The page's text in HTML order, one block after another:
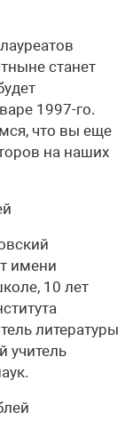
станет
1997-го.
что вы еще
на наших
имени
10 лет
литературы
учитель